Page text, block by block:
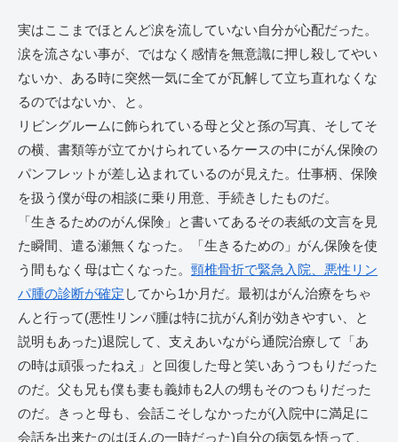
実はここまでほとんど涙を流していない自分が心配だった。
涙を流さない事が、ではなく感情を無意識に押し殺してやい
ないか、ある時に突然一気に全てが瓦解して立ち直れなくな
るのではないか、と。
リビングルームに飾られている母と父と孫の写真、そしてそ
の横、書類等が立てかけられているケースの中にがん保険の
パンフレットが差し込まれているのが見えた。仕事柄、保険
を扱う僕が母の相談に乗り用意、手続きしたものだ。
「生きるためのがん保険」と書いてあるその表紙の文言を見
た瞬間、遣る瀬無くなった。「生きるための」がん保険を使
う間もなく母は亡くなった。 頸椎骨折で緊急入院、悪性リン
パ腫の診断が確定 してから1か月だ。最初はがん治療をちゃ
んと行って(悪性リンパ腫は特に抗がん剤が効きやすい、と
説明もあった)退院して、支えあいながら通院治療して「あ
の時は頑張ったねえ」と回復した母と笑いあうつもりだった
のだ。父も兄も僕も妻も義姉も2人の甥もそのつもりだった
のだ。きっと母も、会話こそしなかったが(入院中に満足に
会話を出来たのはほんの一時だった)自分の病気を悟って、